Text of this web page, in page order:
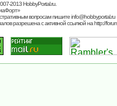
2013HobbyPortal.ru
»
вопросам пишитеinfo@hobbyportal.ru
разрешена с активной ссылкой на http://